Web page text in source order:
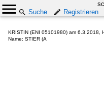
Suche
Registrieren
KRISTIN (ENI 05101980) am 6.3.2018,
Name: STIER (A